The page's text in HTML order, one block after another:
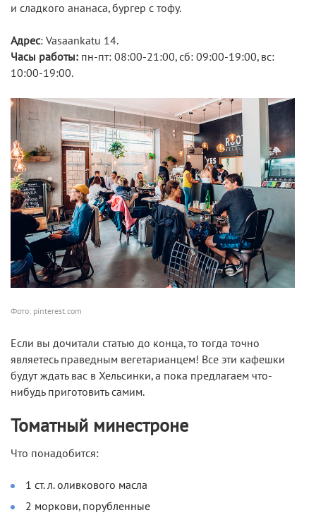
и сладкого ананаса, бургер с тофу.
Адрес: Vasaankatu 14.
Часы работы: пн-пт: 08:00-21:00, сб: 09:00-19:00, вс:
10:00-19:00.
Фото: pinterest.com
Если вы дочитали статью до конца, то тогда точно
являетесь праведным вегетарианцем! Все эти кафешки
будут ждать вас в Хельсинки, а пока предлагаем что-
нибудь приготовить самим.
Томатный минестроне
Что понадобится:
1 ст. л. оливкового масла
2 моркови, порубленные